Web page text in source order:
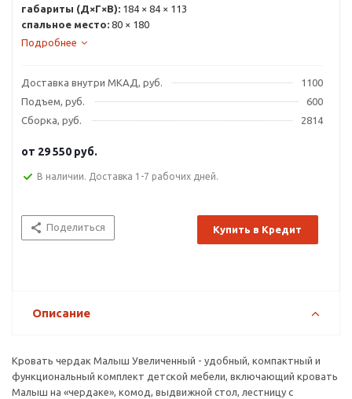
габариты (Д×Г×В): 184 × 84 × 113
спальное место: 80 × 180
Подробнее
Доставка внутри МКАД, руб.
1100
Подъем, руб.
600
Сборка, руб.
2814
от 29 550 руб.
В наличии. Доставка 1-7 рабочих дней.
Поделиться Купить в Кредит
Описание
Кровать чердак Малыш Увеличенный - удобный, компактный и
функциональный комплект детской мебели, включающий кровать
Малыш на «чердаке», комод, выдвижной стол, лестницу с